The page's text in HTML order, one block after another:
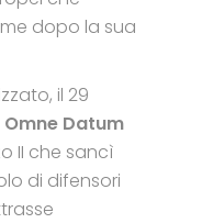
dopo la sua
il 29
Omne Datum
II che sancì
di difensori